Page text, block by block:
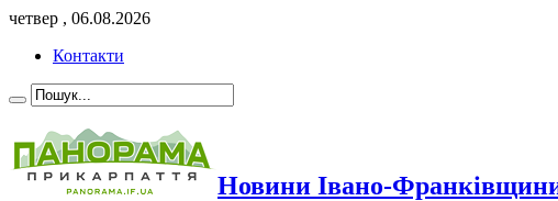
четвер , 06.08.2026
Контакти
Новини Івано-